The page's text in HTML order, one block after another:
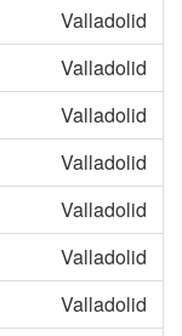
Valladolid
Valladolid
Valladolid
Valladolid
Valladolid
Valladolid
Valladolid